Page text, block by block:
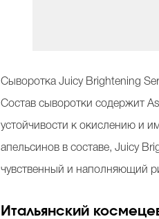
Сыворотка Juicy Brightening
Состав сыворотки содержит
устойчивости к окислению и
апельсинов в составе, Juicy
чувственный и наполняющий
Итальянский